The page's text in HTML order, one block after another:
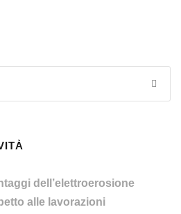
dell’elettroerosione
alle lavorazioni